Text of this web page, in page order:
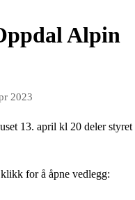
Alpin
2023
13. april kl 20 deler styret
for å åpne vedlegg: